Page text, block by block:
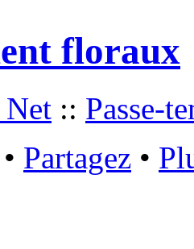
floraux
:: Passe-
• Partagez •